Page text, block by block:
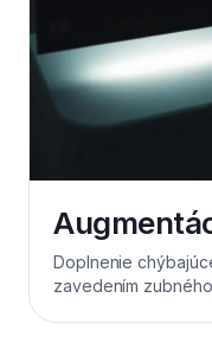
Doplnenie
zavedením